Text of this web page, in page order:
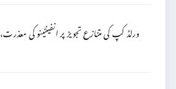
ورلڈ کپ کی متنازع تجویز پر انفینٹینو کی